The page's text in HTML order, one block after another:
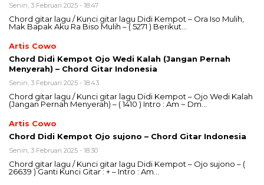
Senin, 3 Februari 2025 - 18:47
Chord gitar lagu / Kunci gitar lagu Didi Kempot – Ora Iso Mulih,
Mak Bapak Aku Ra Biso Mulih – ( 5271 ) Berikut…
Artis Cowo
Chord Didi Kempot Ojo Wedi Kalah (Jangan Pernah
Menyerah) – Chord Gitar Indonesia
Senin, 3 Februari 2025 - 18:43
Chord gitar lagu / Kunci gitar lagu Didi Kempot – Ojo Wedi Kalah
(Jangan Pernah Menyerah) – ( 1410 ) Intro : Am ~ Dm…
Artis Cowo
Chord Didi Kempot Ojo sujono – Chord Gitar Indonesia
Senin, 3 Februari 2025 - 18:30
Chord gitar lagu / Kunci gitar lagu Didi Kempot – Ojo sujono – (
26639 ) Ganti Kunci Gitar : + – Intro : Am…